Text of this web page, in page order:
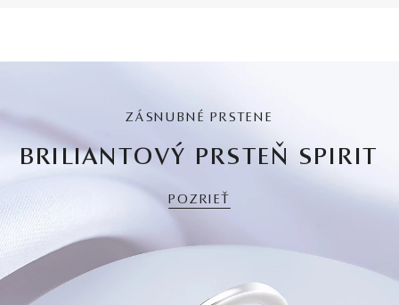
ZÁSNUBNÉ PRSTENE
BRILIANTOVÝ PRSTEŇ SPIRIT
POZRIEŤ